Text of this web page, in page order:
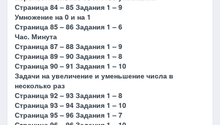
Страница 84 – 85 Задания 1 – 9
Умножение на 0 и на 1
Страница 85 – 86 Задания 1 – 6
Час. Минута
Страница 87 – 88 Задания 1 – 9
Страница 89 – 90 Задания 1 – 8
Страница 90 – 91 Задания 1 – 10
Задачи на увеличение и уменьшение числа в
несколько раз
Страница 92 – 93 Задания 1 – 8
Страница 93 – 94 Задания 1 – 10
Страница 95 – 96 Задания 1 – 7